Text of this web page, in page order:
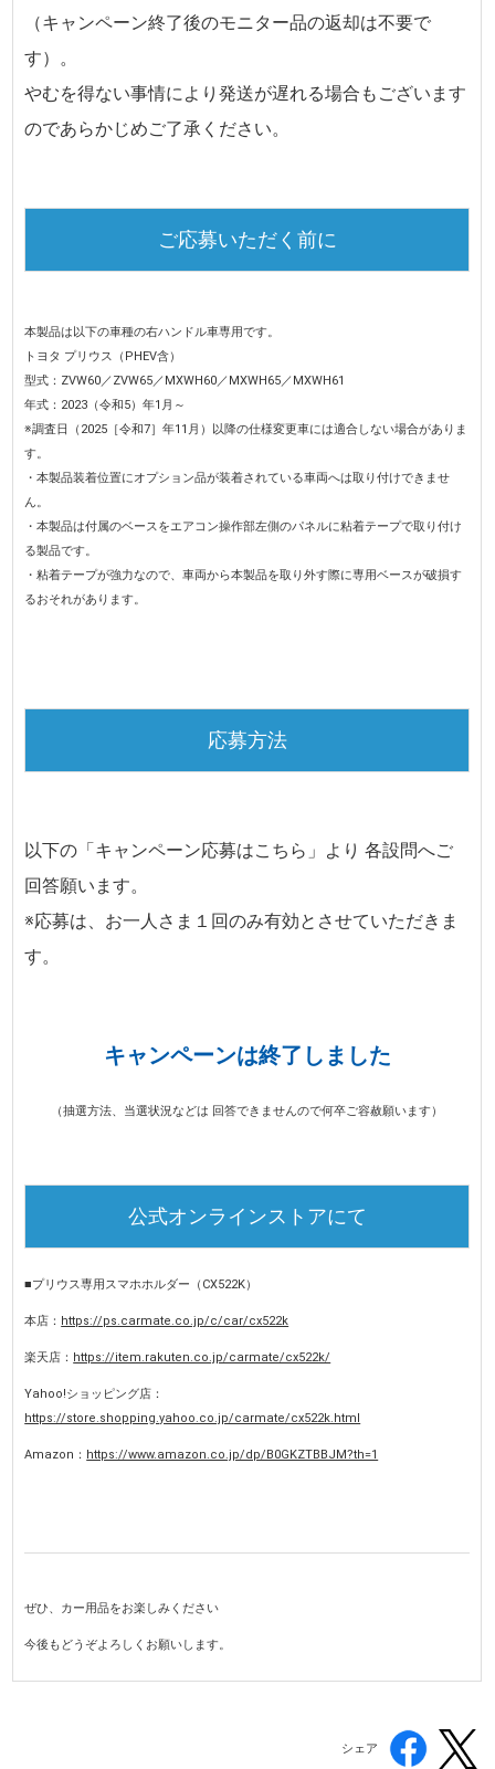
（キャンペーン終了後のモニター品の返却は不要で
す）。
やむを得ない事情により発送が遅れる場合もございます
のであらかじめご了承ください。
ご応募いただく前に
本製品は以下の車種の右ハンドル車専用です。
トヨタ プリウス（PHEV含）
型式：ZVW60／ZVW65／MXWH60／MXWH65／MXWH61
年式：2023（令和5）年1月～
※調査日（2025［令和7］年11月）以降の仕様変更車には適合しない場合がありま
す。
・本製品装着位置にオプション品が装着されている車両へは取り付けできませ
ん。
・本製品は付属のベースをエアコン操作部左側のパネルに粘着テープで取り付け
る製品です。
・粘着テープが強力なので、車両から本製品を取り外す際に専用ベースが破損す
るおそれがあります。
応募方法
以下の「キャンペーン応募はこちら」より 各設問へご
回答願います。
※応募は、お一人さま１回のみ有効とさせていただきま
す。
キャンペーンは終了しました
（抽選方法、当選状況などは 回答できませんので何卒ご容赦願います）
公式オンラインストアにて
■プリウス専用スマホホルダー（CX522K）
本店： https://ps.carmate.co.jp/c/car/cx522k
楽天店： https://item.rakuten.co.jp/carmate/cx522k/
Yahoo!ショッピング店：
https://store.shopping.yahoo.co.jp/carmate/cx522k.html
Amazon： https://www.amazon.co.jp/dp/B0GKZTBBJM?th=1
ぜひ、カー用品をお楽しみください
今後もどうぞよろしくお願いします。
シェア